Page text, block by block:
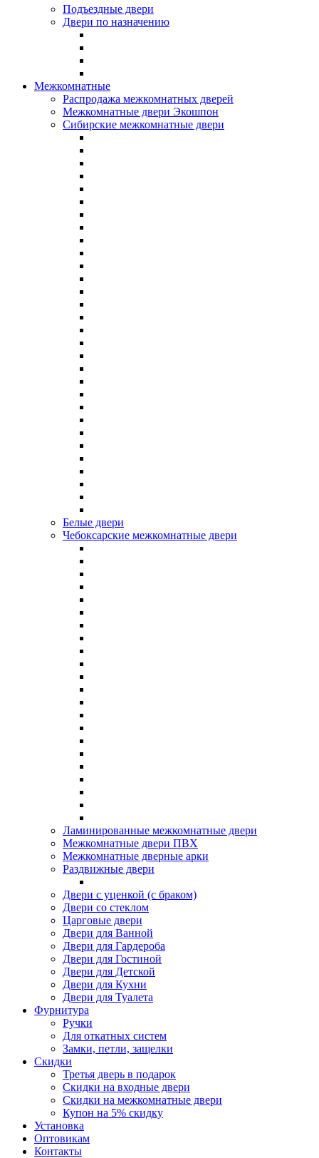
Подъездные двери
Двери по назначению
Межкомнатные
Распродажа межкомнатных дверей
Межкомнатные двери Экошпон
Сибирские межкомнатные двери
Белые двери
Чебоксарские межкомнатные двери
Ламинированные межкомнатные двери
Межкомнатные двери ПВХ
Межкомнатные дверные арки
Раздвижные двери
Двери с уценкой (с браком)
Двери со стеклом
Царговые двери
Двери для Ванной
Двери для Гардероба
Двери для Гостиной
Двери для Детской
Двери для Кухни
Двери для Туалета
Фурнитура
Ручки
Для откатных систем
Замки, петли, защелки
Скидки
Третья дверь в подарок
Скидки на входные двери
Скидки на межкомнатные двери
Купон на 5% скидку
Установка
Оптовикам
Контакты